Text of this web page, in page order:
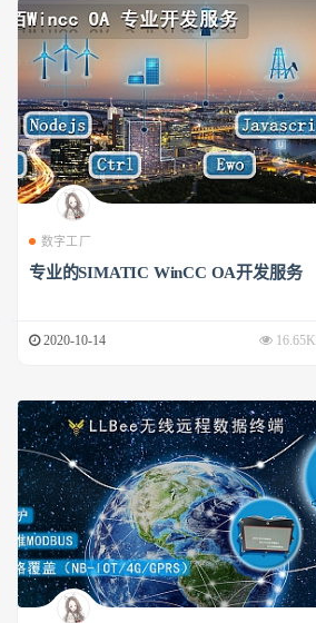
数字工厂
专业的SIMATIC WinCC OA开发服务
2020-10-14 16.65K